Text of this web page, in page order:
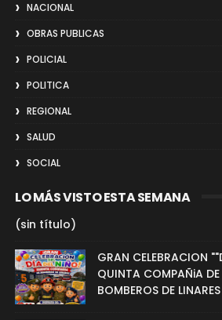
NACIONAL
OBRAS PUBLICAS
POLICIAL
POLITICA
REGIONAL
SALUD
SOCIAL
LO MÁS VISTO ESTA SEMANA
(sin título)
GRAN CELEBRACION
QUINTA COMPAÑiA DE
BOMBEROS DE LINARES